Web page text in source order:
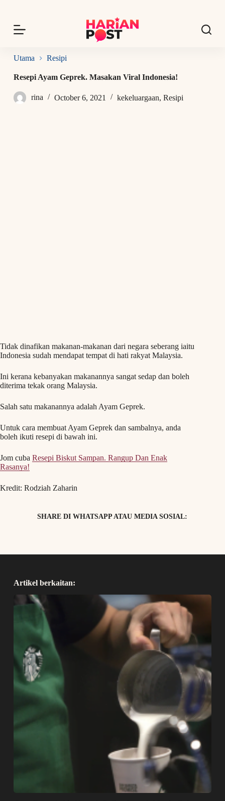
p
o
o
n
Utama Resipi
Resepi Ayam Geprek. Masakan Viral Indonesia!
rina October 6, 2021 kekeluargaan, Resipi
Tidak dinafikan makanan-makanan dari negara seberang iaitu
Indonesia sudah mendapat tempat di hati rakyat Malaysia.
Ini kerana kebanyakan makanannya sangat sedap dan boleh
diterima tekak orang Malaysia.
Salah satu makanannya adalah Ayam Geprek.
Untuk cara membuat Ayam Geprek dan sambalnya, anda
boleh ikuti resepi di bawah ini.
Jom cuba Resepi Biskut Sampan. Rangup Dan Enak
Rasanya!
Kredit: Rodziah Zaharin
SHARE DI WHATSAPP ATAU MEDIA SOSIAL:
Artikel berkaitan: